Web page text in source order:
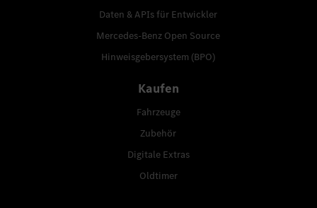
Daten & APIs für Entwickler
Mercedes-Benz Open Source
Hinweisgebersystem (BPO)
Kaufen
Fahrzeuge
Zubehör
Digitale Extras
Oldtimer